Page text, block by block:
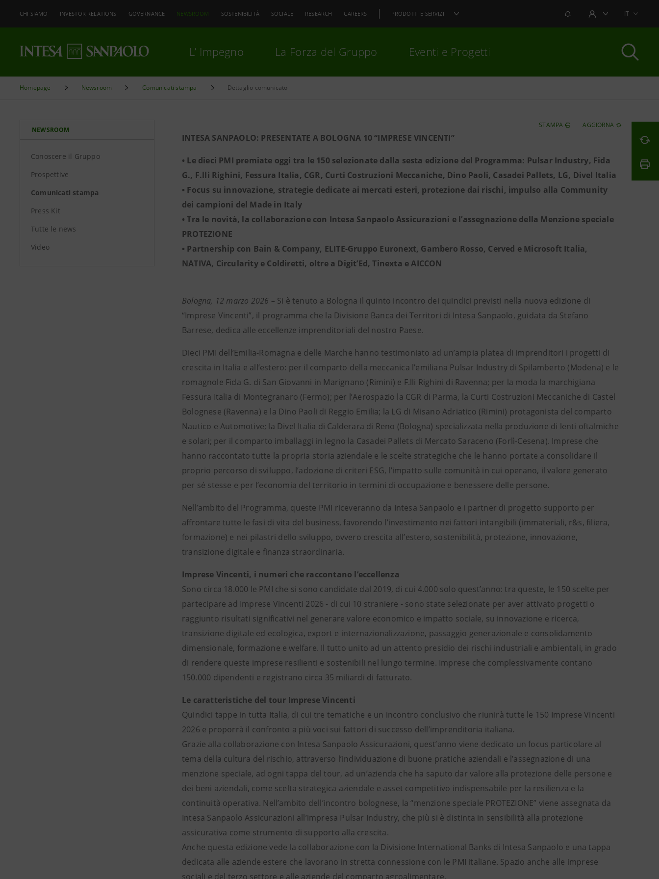
CHI SIAMO INVESTOR RELATIONS GOVERNANCE NEWSROOM SOSTENIBILITÀ SOCIALE RESEARCH CAREERS PRODOTTI E SERVIZI NOTIFICHEAREA UTENTEIT
L’ Impegno La Forza del Gruppo Eventi e Progetti
Homepage Newsroom Comunicati stampa Dettaglio comunicato
NEWSROOM
Conoscere il Gruppo
Prospettive
Comunicati stampa
Press Kit
Tutte le news
Video
STAMPA AGGIORNA
INTESA SANPAOLO: PRESENTATE A BOLOGNA 10 “IMPRESE VINCENTI”
• Le dieci PMI premiate oggi tra le 150 selezionate dalla sesta edizione del Programma: Pulsar Industry, Fida
G., F.lli Righini, Fessura Italia, CGR, Curti Costruzioni Meccaniche, Dino Paoli, Casadei Pallets, LG, Divel Italia
• Focus su innovazione, strategie dedicate ai mercati esteri, protezione dai rischi, impulso alla Community
dei campioni del Made in Italy
• Tra le novità, la collaborazione con Intesa Sanpaolo Assicurazioni e l’assegnazione della Menzione speciale
PROTEZIONE
• Partnership con Bain & Company, ELITE-Gruppo Euronext, Gambero Rosso, Cerved e Microsoft Italia,
NATIVA, Circularity e Coldiretti, oltre a Digit’Ed, Tinexta e AICCON
Bologna, 12 marzo 2026 – Si è tenuto a Bologna il quinto incontro dei quindici previsti nella nuova edizione di
“Imprese Vincenti”, il programma che la Divisione Banca dei Territori di Intesa Sanpaolo, guidata da Stefano
Barrese, dedica alle eccellenze imprenditoriali del nostro Paese.
Dieci PMI dell’Emilia-Romagna e delle Marche hanno testimoniato ad un’ampia platea di imprenditori i progetti di
crescita in Italia e all’estero: per il comparto della meccanica l’emiliana Pulsar Industry di Spilamberto (Modena) e le
romagnole Fida G. di San Giovanni in Marignano (Rimini) e F.lli Righini di Ravenna; per la moda la marchigiana
Fessura Italia di Montegranaro (Fermo); per l’Aerospazio la CGR di Parma, la Curti Costruzioni Meccaniche di Castel
Bolognese (Ravenna) e la Dino Paoli di Reggio Emilia; la LG di Misano Adriatico (Rimini) protagonista del comparto
Nautico e Automotive; la Divel Italia di Calderara di Reno (Bologna) specializzata nella produzione di lenti oftalmiche
e solari; per il comparto imballaggi in legno la Casadei Pallets di Mercato Saraceno (Forlì-Cesena). Imprese che
hanno raccontato tutte la propria storia aziendale e le scelte strategiche che le hanno portate a consolidare il
proprio percorso di sviluppo, l’adozione di criteri ESG, l’impatto sulle comunità in cui operano, il valore generato
per sé stesse e per l’economia del territorio in termini di occupazione e benessere delle persone.
Nell’ambito del Programma, queste PMI riceveranno da Intesa Sanpaolo e i partner di progetto supporto per
affrontare tutte le fasi di vita del business, favorendo l’investimento nei fattori intangibili (immateriali, r&s, filiera,
formazione) e nei pilastri dello sviluppo, ovvero crescita all’estero, sostenibilità, protezione, innovazione,
transizione digitale e finanza straordinaria.
Imprese Vincenti, i numeri che raccontano l’eccellenza
Sono circa 18.000 le PMI che si sono candidate dal 2019, di cui 4.000 solo quest’anno: tra queste, le 150 scelte per
partecipare ad Imprese Vincenti 2026 - di cui 10 straniere - sono state selezionate per aver attivato progetti o
raggiunto risultati significativi nel generare valore economico e impatto sociale, su innovazione e ricerca,
transizione digitale ed ecologica, export e internazionalizzazione, passaggio generazionale e consolidamento
dimensionale, formazione e welfare. Il tutto unito ad un attento presidio dei rischi industriali e ambientali, in grado
di rendere queste imprese resilienti e sostenibili nel lungo termine. Imprese che complessivamente contano
150.000 dipendenti e registrano circa 35 miliardi di fatturato.
Le caratteristiche del tour Imprese Vincenti
Quindici tappe in tutta Italia, di cui tre tematiche e un incontro conclusivo che riunirà tutte le 150 Imprese Vincenti
2026 e proporrà il confronto a più voci sui fattori di successo dell’imprenditoria italiana.
Grazie alla collaborazione con Intesa Sanpaolo Assicurazioni, quest’anno viene dedicato un focus particolare al
tema della cultura del rischio, attraverso l’individuazione di buone pratiche aziendali e l’assegnazione di una
menzione speciale, ad ogni tappa del tour, ad un’azienda che ha saputo dar valore alla protezione delle persone e
dei beni aziendali, come scelta strategica aziendale e asset competitivo indispensabile per la resilienza e la
continuità operativa. Nell’ambito dell’incontro bolognese, la “menzione speciale PROTEZIONE” viene assegnata da
Intesa Sanpaolo Assicurazioni all’impresa Pulsar Industry, che più si è distinta in sensibilità alla protezione
assicurativa come strumento di supporto alla crescita.
Anche questa edizione vede la collaborazione con la Divisione International Banks di Intesa Sanpaolo e una tappa
dedicata alle aziende estere che lavorano in stretta connessione con le PMI italiane. Spazio anche alle imprese
sociali e del terzo settore e alle aziende del comparto agroalimentare.